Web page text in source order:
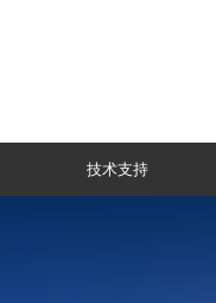
技术支持